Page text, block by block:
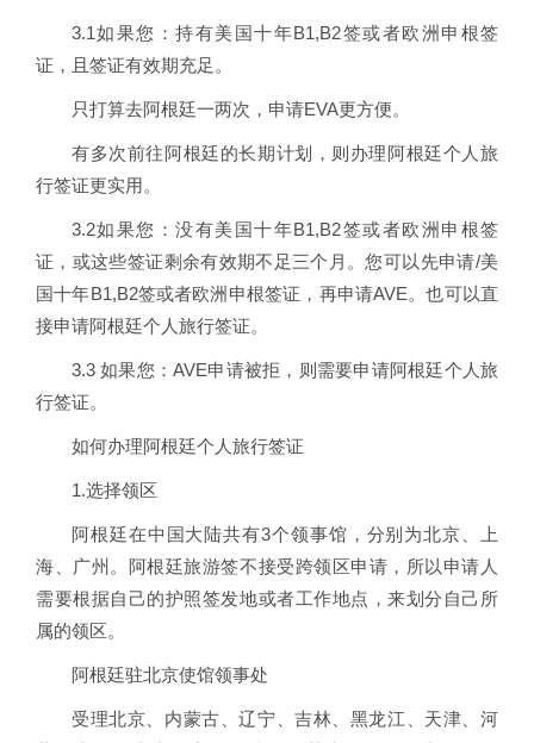
3.1如果您：持有美国十年B1,B2签或者欧洲申根签
证，且签证有效期充足。
只打算去阿根廷一两次，申请EVA更方便。
有多次前往阿根廷的长期计划，则办理阿根廷个人旅
行签证更实用。
3.2如果您：没有美国十年B1,B2签或者欧洲申根签
证，或这些签证剩余有效期不足三个月。您可以先申请/美
国十年B1,B2签或者欧洲申根签证，再申请AVE。也可以直
接申请阿根廷个人旅行签证。
3.3 如果您：AVE申请被拒，则需要申请阿根廷个人旅
行签证。
如何办理阿根廷个人旅行签证
1.选择领区
阿根廷在中国大陆共有3个领事馆，分别为北京、上
海、广州。阿根廷旅游签不接受跨领区申请，所以申请人
需要根据自己的护照签发地或者工作地点，来划分自己所
属的领区。
阿根廷驻北京使馆领事处
受理北京、内蒙古、辽宁、吉林、黑龙江、天津、河